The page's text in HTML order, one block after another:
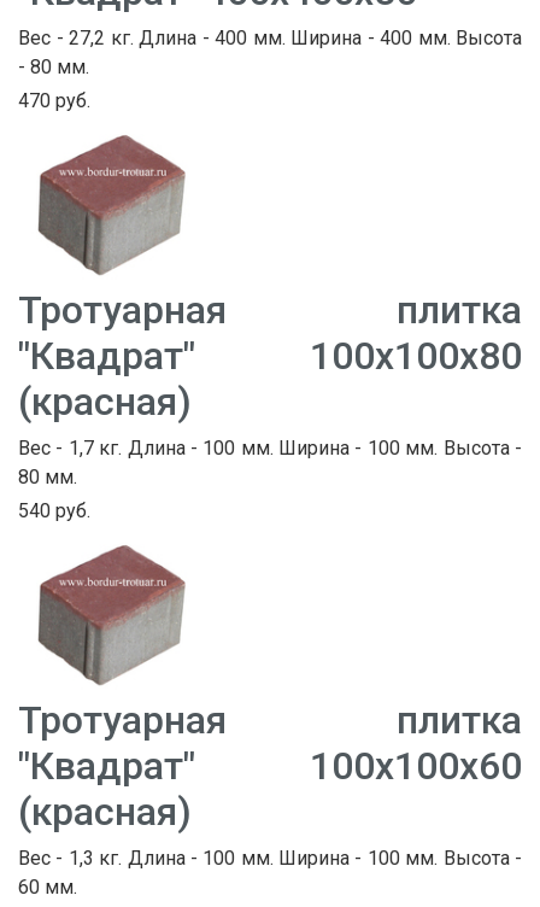
Вес - 27,2 кг. Длина - 400 мм. Ширина - 400 мм. Высота
- 80 мм.
470 руб.
Тротуарная плитка
"Квадрат" 100х100х80
(красная)
Вес - 1,7 кг. Длина - 100 мм. Ширина - 100 мм. Высота -
80 мм.
540 руб.
Тротуарная плитка
"Квадрат" 100х100х60
(красная)
Вес - 1,3 кг. Длина - 100 мм. Ширина - 100 мм. Высота -
60 мм.